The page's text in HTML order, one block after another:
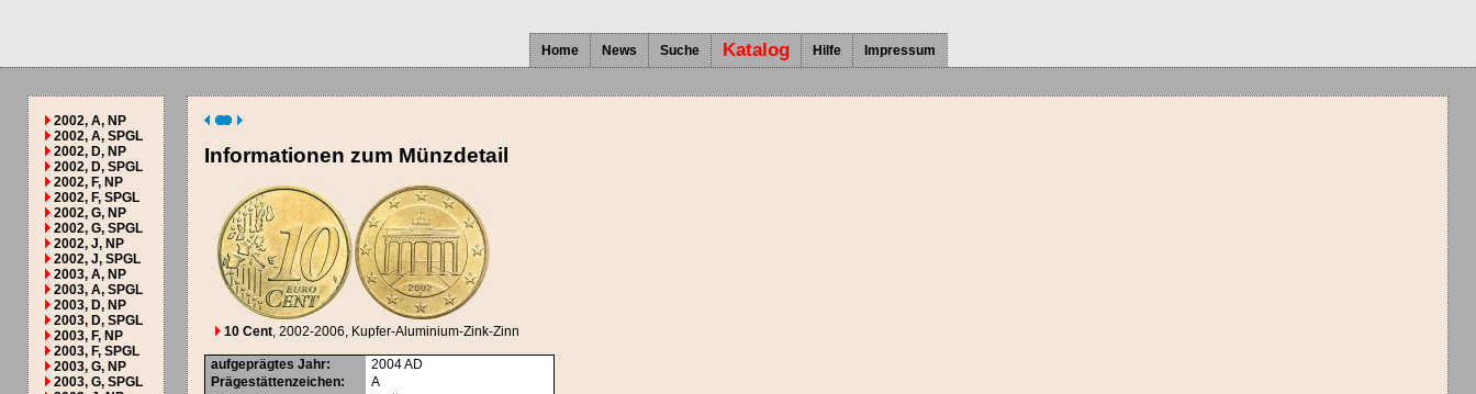
Home News Suche Katalog Hilfe Impressum
2002, A, NP
2002, A, SPGL
2002, D, NP
2002, D, SPGL
2002, F, NP
2002, F, SPGL
2002, G, NP
2002, G, SPGL
2002, J, NP
2002, J, SPGL
2003, A, NP
2003, A, SPGL
2003, D, NP
2003, D, SPGL
2003, F, NP
2003, F, SPGL
2003, G, NP
2003, G, SPGL
Informationen zum Münzdetail
10 Cent, 2002-2006, Kupfer-Aluminium-Zink-Zinn
aufgeprägtes Jahr: 2004AD
Prägestättenzeichen:
A